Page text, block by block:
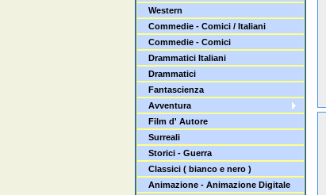
Western
Commedie - Comici / Italiani
Commedie - Comici
Drammatici Italiani
Drammatici
Fantascienza
Avventura
Film d' Autore
Surreali
Storici - Guerra
Classici ( bianco e nero )
Animazione - Animazione Digitale